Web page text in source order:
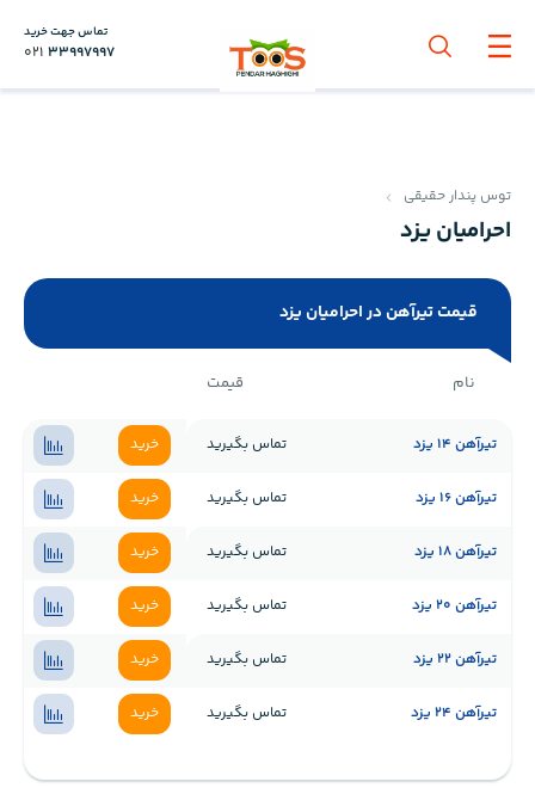
تماس جهت خرید
021 33997997
توس پندار حقیقی
احرامیان یزد
نام قیمت
تیرآهن 14 یزد تماس بگیرید خرید
تیرآهن 16 یزد تماس بگیرید خرید
تیرآهن 18 یزد تماس بگیرید خرید
تیرآهن 20 یزد تماس بگیرید خرید
تیرآهن 22 یزد تماس بگیرید خرید
تیرآهن 24 یزد تماس بگیرید خرید
قیمت تیرآهن در احرامیان یزد